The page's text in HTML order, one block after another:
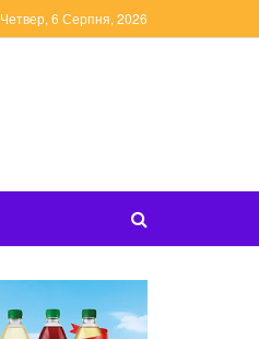
Четвер, 6 Серпня, 2026